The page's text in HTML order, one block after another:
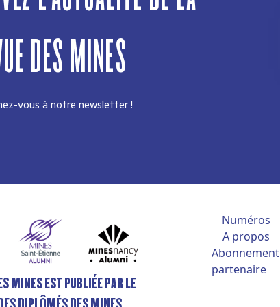
DES MINES
vous à notre newsletter !
MINES EST PUBLIÉE PAR LE
Numéros
A propos
Abonnement
partenaire